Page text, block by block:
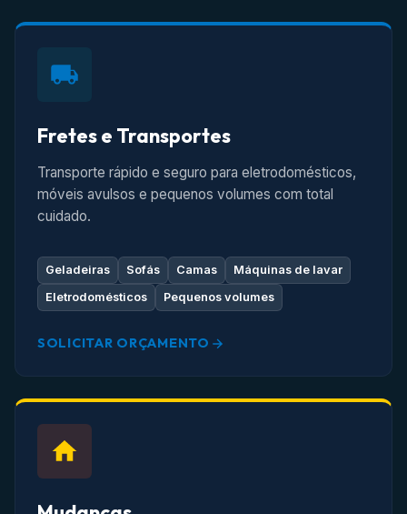
Fretes e Transportes
Transporte rápido e seguro para eletrodomésticos,
móveis avulsos e pequenos volumes com total
cuidado.
Geladeiras Sofás Camas
Máquinas de lavar
Eletrodomésticos
Pequenos volumes
SOLICITAR ORÇAMENTO